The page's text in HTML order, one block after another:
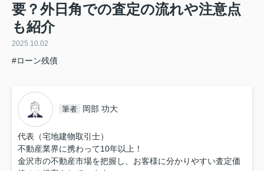
要？外日角での査定の流れや注意点
も紹介
2025.10.02
#ローン残債
筆者 岡部 功大
代表（宅地建物取引士）
不動産業界に携わって10年以上！
金沢市の不動産市場を把握し、お客様に分かりやすい査定価